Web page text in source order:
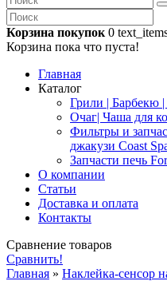
Корзина покупок 0
Корзина пока что пуста!
Главная
Каталог
Грили | Барбекю
Очаг| Чаша для
Фильтры и
джакузи Coast
Запчасти печь
О компании
Статьи
Доставка и оплата
Контакты
Сравнение товаров
Сравнить!
Главная » Наклейка-сенсор